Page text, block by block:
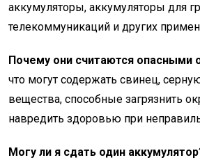
аккумуляторы, аккумуляторы для
телекоммуникаций и других
Почему они считаются опасными
что могут содержать свинец,
вещества, способные загрязнить
навредить здоровью при
Могу ли я сдать один